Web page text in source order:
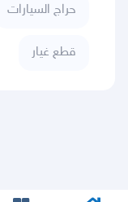
حراج السيارات
قطع غيار